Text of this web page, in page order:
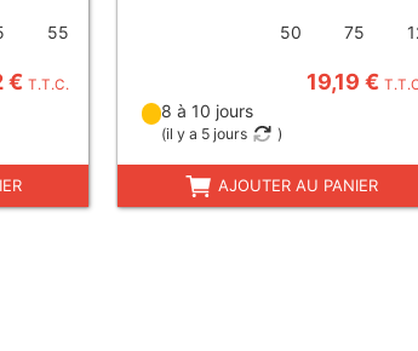
55
€ T.T.C.
50 75
19,19 €
8 à 10 jours
(il y a 5 jours )
AJOUTER AU PANIER